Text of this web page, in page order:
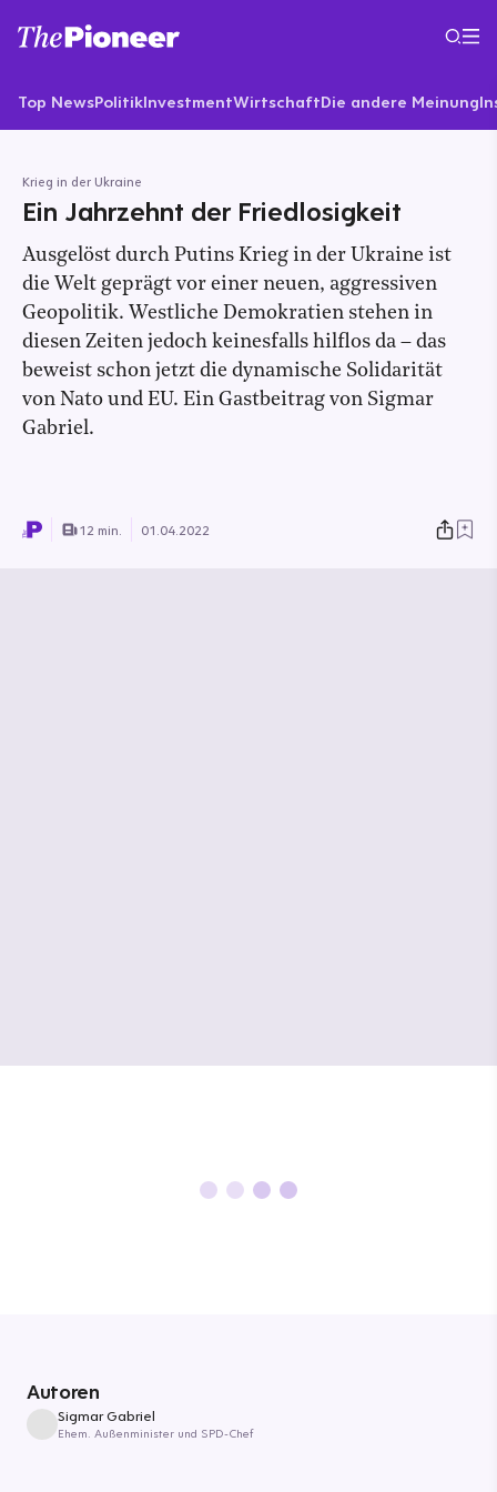
Top NewsPolitikInvestmentWirtschaftDie andere Meinung
Krieg in der Ukraine
Ein Jahrzehnt der Friedlosigkeit
Ausgelöst durch Putins Krieg in der Ukraine ist
die Welt geprägt vor einer neuen, aggressiven
Geopolitik. Westliche Demokratien stehen in
diesen Zeiten jedoch keinesfalls hilflos da – das
beweist schon jetzt die dynamische Solidarität
von Nato und EU. Ein Gastbeitrag von Sigmar
Gabriel.
12 min. 01.04.2022
Autoren
Sigmar Gabriel
Ehem. Außenminister und SPD-Chef